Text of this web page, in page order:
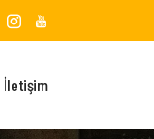
İletişim